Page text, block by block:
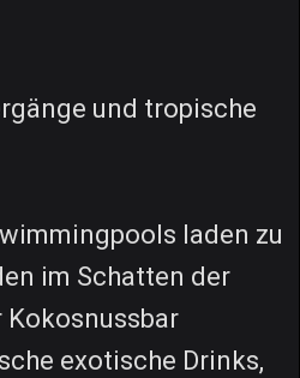
und tropische
laden zu
im Schatten der
Kokosnussbar
exotische Drinks,